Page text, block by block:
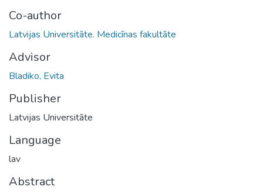
Co-author
Latvijas Universitāte. Medicīnas fakultāte
Advisor
Bladiko, Evita
Publisher
Latvijas Universitāte
Language
lav
Abstract